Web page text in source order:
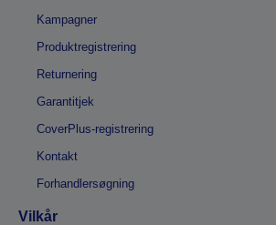
Kampagner
Produktregistrering
Returnering
Garantitjek
CoverPlus-registrering
Kontakt
Forhandlersøgning
Vilkår